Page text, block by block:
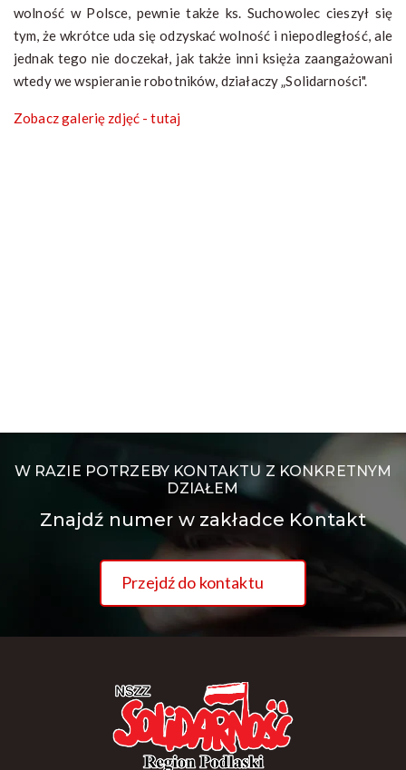
wolność w Polsce, pewnie także ks. Suchowolec cieszył się
tym, że wkrótce uda się odzyskać wolność i niepodległość, ale
jednak tego nie doczekał, jak także inni księża zaangażowani
wtedy we wspieranie robotników, działaczy „Solidarności".
Zobacz galerię zdjęć - tutaj
W RAZIE POTRZEBY KONTAKTU Z KONKRETNYM
DZIAŁEM
Znajdź numer w zakładce Kontakt
Przejdź do kontaktu